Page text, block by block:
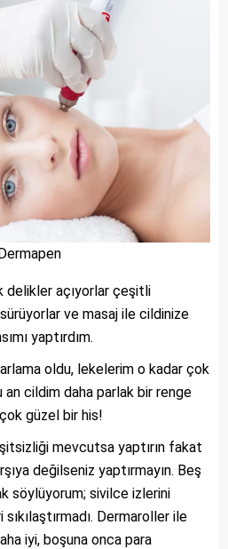
delikler açıyorlar çeşitli
ve masaj ile cildinize
yaptırdım.
oldu, lekelerim o kadar çok
an cildim daha parlak bir renge
güzel bir his!
mevcutsa yaptırın fakat
değilseniz yaptırmayın. Beş
söylüyorum; sivilce izlerini
Dermaroller ile
iyi, boşuna onca para